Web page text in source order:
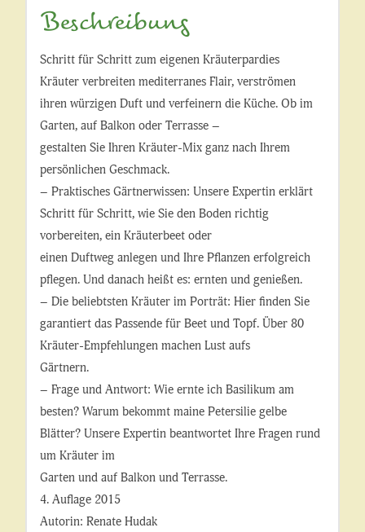
Beschreibung
Schritt für Schritt zum eigenen Kräuterpardies
Kräuter verbreiten mediterranes Flair, verströmen
ihren würzigen Duft und verfeinern die Küche. Ob im
Garten, auf Balkon oder Terrasse –
gestalten Sie Ihren Kräuter-Mix ganz nach Ihrem
persönlichen Geschmack.
– Praktisches Gärtnerwissen: Unsere Expertin erklärt
Schritt für Schritt, wie Sie den Boden richtig
vorbereiten, ein Kräuterbeet oder
einen Duftweg anlegen und Ihre Pflanzen erfolgreich
pflegen. Und danach heißt es: ernten und genießen.
– Die beliebtsten Kräuter im Porträt: Hier finden Sie
garantiert das Passende für Beet und Topf. Über 80
Kräuter-Empfehlungen machen Lust aufs
Gärtnern.
– Frage und Antwort: Wie ernte ich Basilikum am
besten? Warum bekommt maine Petersilie gelbe
Blätter? Unsere Expertin beantwortet Ihre Fragen rund
um Kräuter im
Garten und auf Balkon und Terrasse.
4. Auflage 2015
Autorin: Renate Hudak